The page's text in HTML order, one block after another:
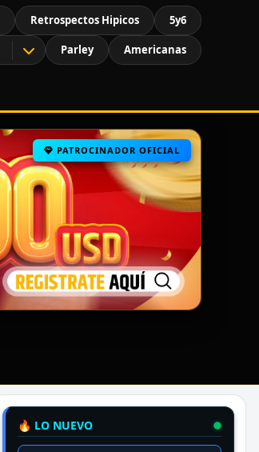
Retrospectos Hipicos 5y6
Parley Americanas
PATROCINADOR OFICIAL
🔥 LO NUEVO